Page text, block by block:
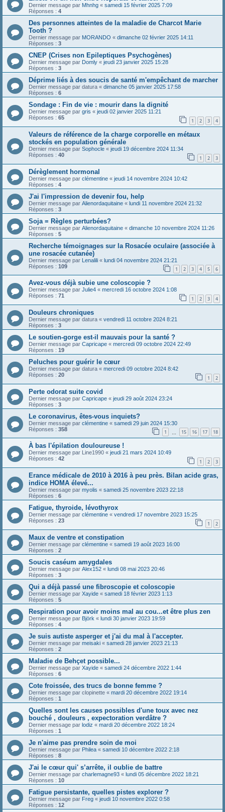
Dernier message par Mhnhg « samedi 15 février 2025 7:09
Réponses : 4
Des personnes atteintes de la maladie de Charcot Marie
Tooth ?
Dernier message par MORANDO « dimanche 02 février 2025 14:11
Réponses : 3
CNEP (Crises non Epileptiques Psychogènes)
Dernier message par Domly « jeudi 23 janvier 2025 15:28
Réponses : 3
Déprime liés à des soucis de santé m'empêchant de marcher
Dernier message par datura « dimanche 05 janvier 2025 17:58
Réponses : 6
Sondage : Fin de vie : mourir dans la dignité
Dernier message par gris « jeudi 02 janvier 2025 11:21
Réponses : 65 1 2 3 4
Valeurs de référence de la charge corporelle en métaux
stockés en population générale
Dernier message par Sophocle « jeudi 19 décembre 2024 11:34
Réponses : 40 1 2 3
Dérèglement hormonal
Dernier message par clémentine « jeudi 14 novembre 2024 10:42
Réponses : 4
J'ai l'impression de devenir fou, help
Dernier message par Alienordaquitaine « lundi 11 novembre 2024 21:32
Réponses : 3
Soja = Règles perturbées?
Dernier message par Alienordaquitaine « dimanche 10 novembre 2024 11:26
Réponses : 5
Recherche témoignages sur la Rosacée oculaire (associée à
une rosacée cutanée)
Dernier message par Lenalili « lundi 04 novembre 2024 21:21
Réponses : 109 1 2 3 4 5 6
Avez-vous déjà subie une coloscopie ?
Dernier message par Julie4 « mercredi 16 octobre 2024 1:08
Réponses : 71 1 2 3 4
Douleurs chroniques
Dernier message par datura « vendredi 11 octobre 2024 8:21
Réponses : 3
Le soutien-gorge est-il mauvais pour la santé ?
Dernier message par Capricape « mercredi 09 octobre 2024 22:49
Réponses : 19
Peluches pour guérir le cœur
Dernier message par datura « mercredi 09 octobre 2024 8:42
Réponses : 20 1 2
Perte odorat suite covid
Dernier message par Capricape « jeudi 29 août 2024 23:24
Réponses : 3
Le coronavirus, êtes-vous inquiets?
Dernier message par clémentine « samedi 29 juin 2024 15:30
Réponses : 358 1 15 16 17 18
À bas l'épilation douloureuse !
Dernier message par Line1990 « jeudi 21 mars 2024 10:49
Réponses : 42 1 2 3
Erance médicale de 2010 à 2016 à peu près. Bilan acide gras,
indice HOMA élevé...
Dernier message par myolis « samedi 25 novembre 2023 22:18
Réponses : 6
Fatigue, thyroide, lévothyrox
Dernier message par clémentine « vendredi 17 novembre 2023 15:25
Réponses : 23 1 2
Maux de ventre et constipation
Dernier message par clémentine « samedi 19 août 2023 16:00
Réponses : 2
Soucis caséum amygdales
Dernier message par Alex152 « lundi 08 mai 2023 20:46
Réponses : 3
Qui a déjà passé une fibroscopie et coloscopie
Dernier message par Xayide « samedi 18 février 2023 1:13
Réponses : 5
Respiration pour avoir moins mal au cou...et être plus zen
Dernier message par Björk « lundi 30 janvier 2023 19:59
Réponses : 4
Je suis autiste asperger et j'ai du mal à l'accepter.
Dernier message par meisaki « samedi 28 janvier 2023 21:13
Réponses : 2
Maladie de Behçet possible...
Dernier message par Xayide « samedi 24 décembre 2022 1:44
Réponses : 6
Cote froissée, des trucs de bonne femme ?
Dernier message par clopinette « mardi 20 décembre 2022 19:14
Réponses : 1
Quelles sont les causes possibles d'une toux avec nez
bouché , douleurs , expectoration verdâtre ?
Dernier message par lodiz « mardi 20 décembre 2022 18:24
Réponses : 1
Je n'aime pas prendre soin de moi
Dernier message par Philea « samedi 10 décembre 2022 2:18
Réponses : 8
J'ai le cœur qui' s’arrête, il oublie de battre
Dernier message par charlemagne93 « lundi 05 décembre 2022 18:21
Réponses : 10
Fatigue persistante, quelles pistes explorer ?
Dernier message par Freg « jeudi 10 novembre 2022 0:58
Réponses : 12